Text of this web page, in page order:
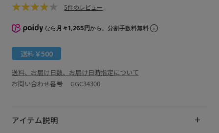
5件のレビュー
なら 月々1,265円から。分割手数料無料
送料￥500
送料、お届け日数、お届け日時指定について
お問い合わせ番号 GGC34300
アイテム説明